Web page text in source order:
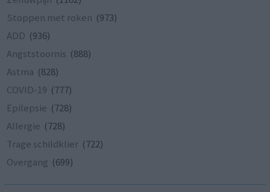
Stoppen met roken (973)
ADD (936)
Angststoornis (888)
Astma (828)
COVID-19 (777)
Epilepsie (728)
Allergie (728)
Trage schildklier (722)
Overgang (699)